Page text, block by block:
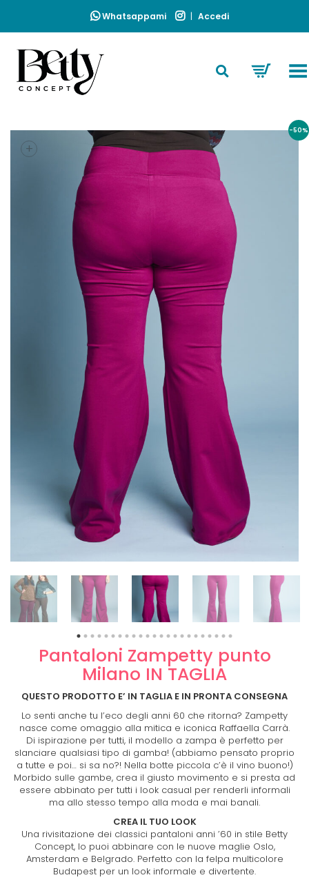
Whatsappami | Accedi
Toggle Menu
Tessuto »
-50%
+
Pantaloni Zampetty punto
Milano IN TAGLIA
QUESTO PRODOTTO E’ IN TAGLIA E IN PRONTA CONSEGNA
Lo senti anche tu l’eco degli anni 60 che ritorna? Zampetty
nasce come omaggio alla mitica e iconica Raffaella Carrà.
Di ispirazione per tutti, il modello a zampa è perfetto per
slanciare qualsiasi tipo di gamba! (abbiamo pensato proprio
a tutte e poi… si sa no?! Nella botte piccola c’è il vino buono!)
Morbido sulle gambe, crea il giusto movimento e si presta ad
essere abbinato per tutti i look casual per renderli informali
ma allo stesso tempo alla moda e mai banali.
CREA IL TUO LOOK
Una rivisitazione dei classici pantaloni anni ’60 in stile Betty
Concept, lo puoi abbinare con le nuove maglie Oslo,
Amsterdam e Belgrado. Perfetto con la felpa multicolore
Budapest per un look informale e divertente.